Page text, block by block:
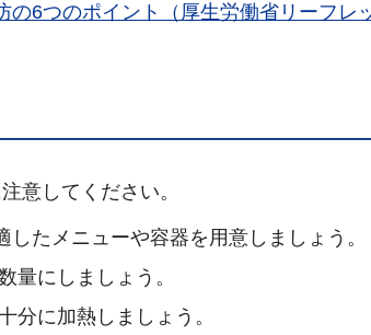
の6つのポイント（厚生労働省リーフレ
意してください。
たメニューや容器を用意しましょう。
量にしましょう。
分に加熱しましょう。